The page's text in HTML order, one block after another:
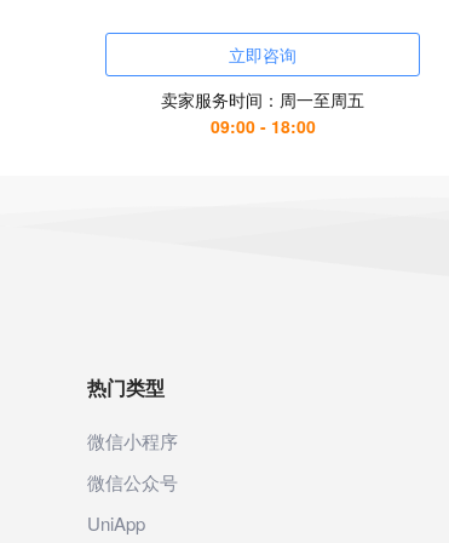
立即咨询
卖家服务时间：周一至周五
09:00 - 18:00
热门类型
微信小程序
微信公众号
UniApp